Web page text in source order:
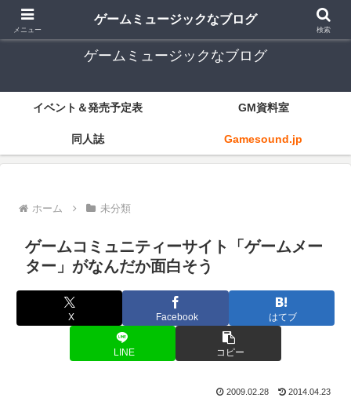
ゲーム音楽とレトロゲー中心
ゲームミュージックなブログ
イベント＆発売予定表 GM資料室
同人誌 Gamesound.jp
ホーム 未分類
ゲームコミュニティーサイト「ゲームメー
ター」がなんだか面白そう
X Facebook はてブ
LINE コピー
2009.02.28 2014.04.23
メニュー
ゲームミュージックなブログ
検索